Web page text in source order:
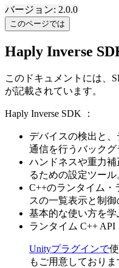
バージョン: 2.0.0
このページでは
Haply Inverse
このドキュメントには、
が記載されています。
Haply Inverse SDK ：
デバイスの検出と
通信を行うバックグ
ハンドネスや重力
るための設定ツール
C++のランタイム・
スの一覧表示と制御
基本的な使い方を学
ランタイム C++ API
Unityプラグインで
もご用意しており